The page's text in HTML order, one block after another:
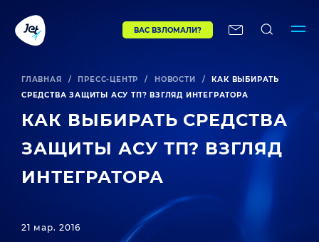
ВАС ВЗЛОМАЛИ?
ГЛАВНАЯ / ПРЕСС-ЦЕНТР / НОВОСТИ /
КАК ВЫБИРАТЬ
СРЕДСТВА ЗАЩИТЫ АСУ ТП? ВЗГЛЯД ИНТЕГРАТОРА
КАК ВЫБИРАТЬ СРЕДСТВА
ЗАЩИТЫ АСУ ТП? ВЗГЛЯД
ИНТЕГРАТОРА
21 мар. 2016